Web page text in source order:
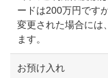
ードは200万円です
変更された場合には
ます。
お預け入れ